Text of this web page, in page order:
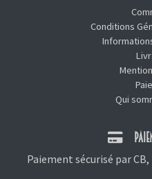
Conditions
Qui
Paiement sécurisé par